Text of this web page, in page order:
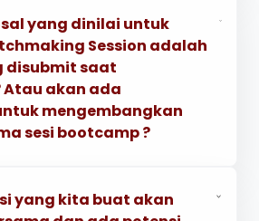
yang dinilai untuk
Session adalah
disubmit saat
akan ada
mengembangkan
sesi bootcamp ?
yang kita buat akan